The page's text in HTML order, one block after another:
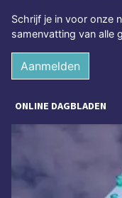
Schrijf je in voor onze
samenvatting van alle
Aanmelden
ONLINE DAGBLADEN